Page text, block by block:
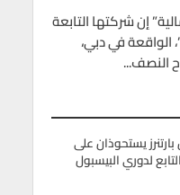
إن شركتها التابعة
الواقعة في دبي،
النصف...
يستحوذان على
لدوري البيسبول